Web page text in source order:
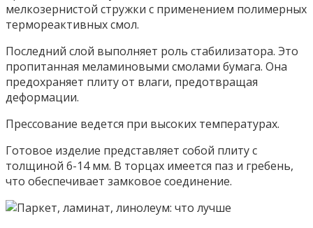
мелкозернистой стружки с применением полимерных
термореактивных смол.
Последний слой выполняет роль стабилизатора. Это
пропитанная меламиновыми смолами бумага. Она
предохраняет плиту от влаги, предотвращая
деформации.
Прессование ведется при высоких температурах.
Готовое изделие представляет собой плиту с
толщиной 6-14 мм. В торцах имеется паз и гребень,
что обеспечивает замковое соединение.